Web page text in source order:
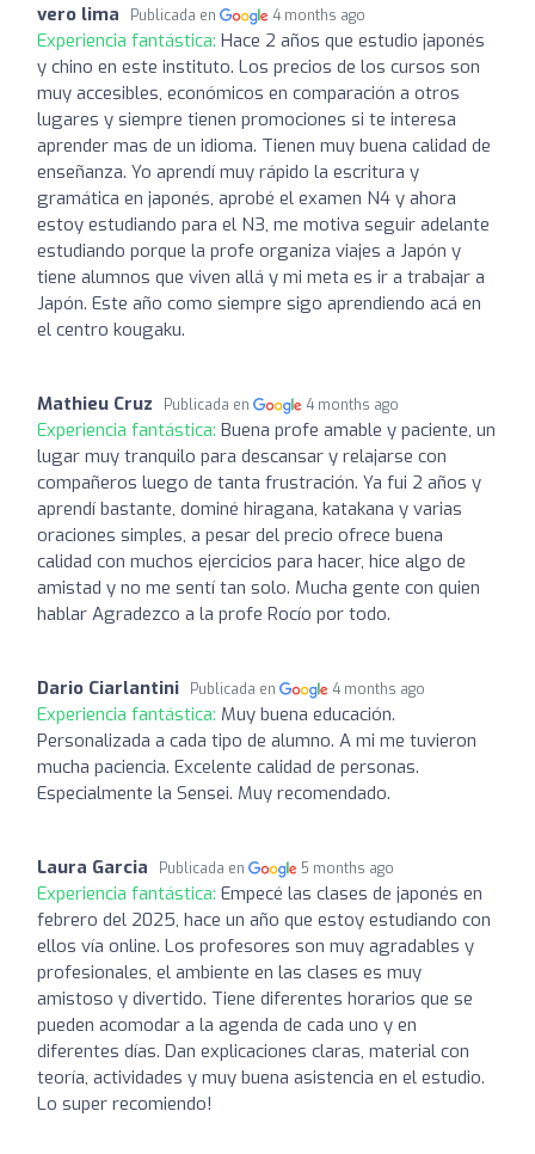
vero lima Publicada en 4 months ago
Experiencia fantástica: Hace 2 años que estudio japonés
y chino en este instituto. Los precios de los cursos son
muy accesibles, económicos en comparación a otros
lugares y siempre tienen promociones si te interesa
aprender mas de un idioma. Tienen muy buena calidad de
enseñanza. Yo aprendí muy rápido la escritura y
gramática en japonés, aprobé el examen N4 y ahora
estoy estudiando para el N3, me motiva seguir adelante
estudiando porque la profe organiza viajes a Japón y
tiene alumnos que viven allá y mi meta es ir a trabajar a
Japón. Este año como siempre sigo aprendiendo acá en
el centro kougaku.
Mathieu Cruz Publicada en 4 months ago
Experiencia fantástica: Buena profe amable y paciente, un
lugar muy tranquilo para descansar y relajarse con
compañeros luego de tanta frustración. Ya fui 2 años y
aprendí bastante, dominé hiragana, katakana y varias
oraciones simples, a pesar del precio ofrece buena
calidad con muchos ejercicios para hacer, hice algo de
amistad y no me sentí tan solo. Mucha gente con quien
hablar Agradezco a la profe Rocío por todo.
Dario Ciarlantini Publicada en 4 months ago
Experiencia fantástica: Muy buena educación.
Personalizada a cada tipo de alumno. A mi me tuvieron
mucha paciencia. Excelente calidad de personas.
Especialmente la Sensei. Muy recomendado.
Laura Garcia Publicada en 5 months ago
Experiencia fantástica: Empecé las clases de japonés en
febrero del 2025, hace un año que estoy estudiando con
ellos vía online. Los profesores son muy agradables y
profesionales, el ambiente en las clases es muy
amistoso y divertido. Tiene diferentes horarios que se
pueden acomodar a la agenda de cada uno y en
diferentes días. Dan explicaciones claras, material con
teoría, actividades y muy buena asistencia en el estudio.
Lo super recomiendo!